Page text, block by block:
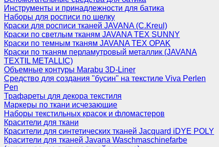
Инструменты и принадлежности для батика
Наборы для росписи по шелку
Краски для росписи тканей JAVANA (C.Kreul)
Краски по светлым тканям JAVANA TEX SUNNY
Краски по темным тканям JAVANA TEX OPAK
Краски по тканям перламутровый металлик (JAVANA
TEXTIL METALLIC)
Объемные контуры Marabu 3D-Liner
Средство для создания "бусин" на текстиле Viva Perlen
Pen
Трафареты для декора текстиля
Маркеры по ткани исчезающие
Наборы текстильных красок и фломастеров
Красители для ткани
Красители для синтетических тканей Jacquard iDYE POLY
Красители для тканей Javana Waschmaschinefarbe